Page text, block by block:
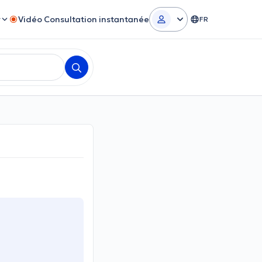
Vidéo Consultation instantanée FR